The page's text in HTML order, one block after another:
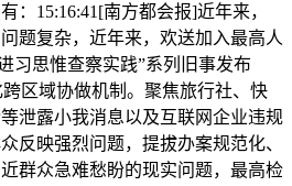
：15:16:41[南方都会报]近年来，
题复杂，近年来，欢送加入最高人
习思惟查察实践”系列旧事发布
区域协做机制。聚焦旅行社、快
泄露小我消息以及互联网企业违规
反映强烈问题，提拔办案规范化、
群众急难愁盼的现实问题，最高检